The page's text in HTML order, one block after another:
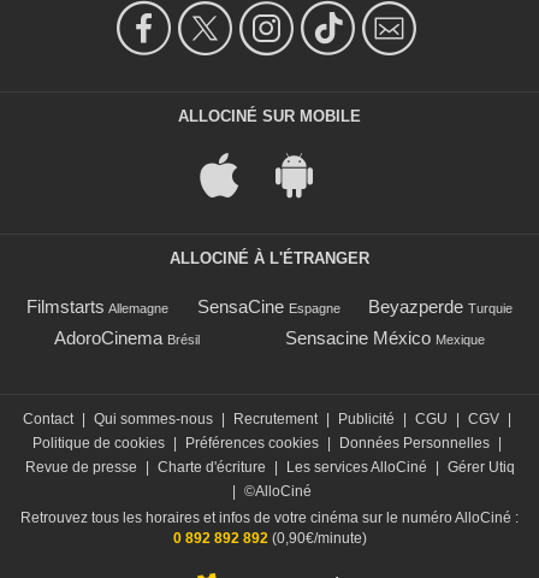
ALLOCINÉ SUR MOBILE
ALLOCINÉ À L'ÉTRANGER
Filmstarts Allemagne SensaCine Espagne Beyazperde Turquie
AdoroCinema Brésil Sensacine México Mexique
Contact Qui sommes-nous Recrutement Publicité CGU CGV
Politique de cookies
Préférences cookies Données Personnelles
Revue de presse
Charte d'écriture Les services AlloCiné
Gérer Utiq
©AlloCiné
Retrouvez tous les horaires et infos de votre cinéma sur le numéro AlloCiné :
0 892 892 892(0,90€/minute)